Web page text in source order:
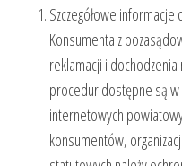
Szczegółowe
Konsumenta z
reklamacji i
procedur dostępne są
internetowych
konsumentów,